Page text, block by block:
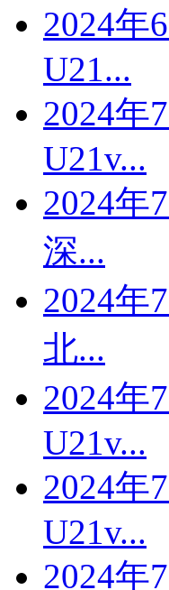
2024年
U21...
2024年
U21v...
2024年
深...
2024年
北...
2024年
U21v...
2024年
U21v...
2024年